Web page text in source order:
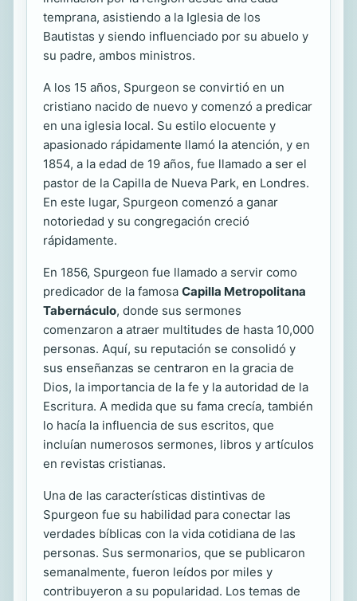
temprana, asistiendo a la Iglesia de los
Bautistas y siendo influenciado por su abuelo y
su padre, ambos ministros.
A los 15 años, Spurgeon se convirtió en un
cristiano nacido de nuevo y comenzó a predicar
en una iglesia local. Su estilo elocuente y
apasionado rápidamente llamó la atención, y en
1854, a la edad de 19 años, fue llamado a ser el
pastor de la Capilla de Nueva Park, en Londres.
En este lugar, Spurgeon comenzó a ganar
notoriedad y su congregación creció
rápidamente.
En 1856, Spurgeon fue llamado a servir como
predicador de la famosa Capilla Metropolitana
Tabernáculo, donde sus sermones
comenzaron a atraer multitudes de hasta 10,000
personas. Aquí, su reputación se consolidó y
sus enseñanzas se centraron en la gracia de
Dios, la importancia de la fe y la autoridad de la
Escritura. A medida que su fama crecía, también
lo hacía la influencia de sus escritos, que
incluían numerosos sermones, libros y artículos
en revistas cristianas.
Una de las características distintivas de
Spurgeon fue su habilidad para conectar las
verdades bíblicas con la vida cotidiana de las
personas. Sus sermonarios, que se publicaron
semanalmente, fueron leídos por miles y
contribuyeron a su popularidad. Los temas de